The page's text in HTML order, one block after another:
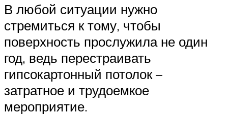
В любой ситуации нужно
стремиться к тому, чтобы
поверхность прослужила не один
год, ведь перестраивать
гипсокартонный потолок –
затратное и трудоемкое
мероприятие.